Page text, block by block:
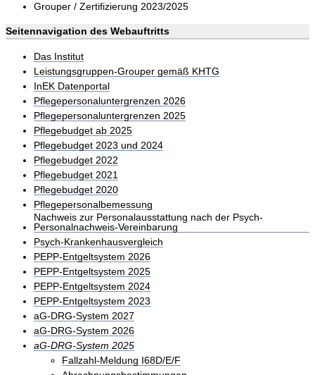
Grouper / Zertifizierung 2023/2025
Seitennavigation des Webauftritts
Das Institut
Leistungsgruppen-Grouper gemäß KHTG
InEK Datenportal
Pflegepersonaluntergrenzen 2026
Pflegepersonaluntergrenzen 2025
Pflegebudget ab 2025
Pflegebudget 2023 und 2024
Pflegebudget 2022
Pflegebudget 2021
Pflegebudget 2020
Pflegepersonalbemessung
Nachweis zur Personalausstattung nach der Psych-
Personalnachweis-Vereinbarung
Psych-Krankenhausvergleich
PEPP-Entgeltsystem 2026
PEPP-Entgeltsystem 2025
PEPP-Entgeltsystem 2024
PEPP-Entgeltsystem 2023
aG-DRG-System 2027
aG-DRG-System 2026
aG-DRG-System 2025
Fallzahl-Meldung I68D/E/F